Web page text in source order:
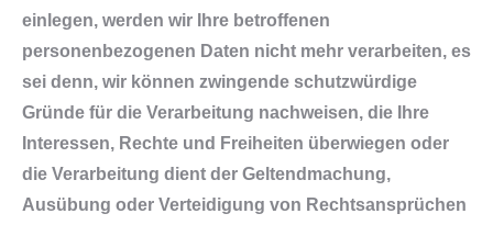
einlegen, werden wir Ihre betroffenen
personenbezogenen Daten nicht mehr verarbeiten, es
sei denn, wir können zwingende schutzwürdige
Gründe für die Verarbeitung nachweisen, die Ihre
Interessen, Rechte und Freiheiten überwiegen oder
die Verarbeitung dient der Geltendmachung,
Ausübung oder Verteidigung von Rechtsansprüchen